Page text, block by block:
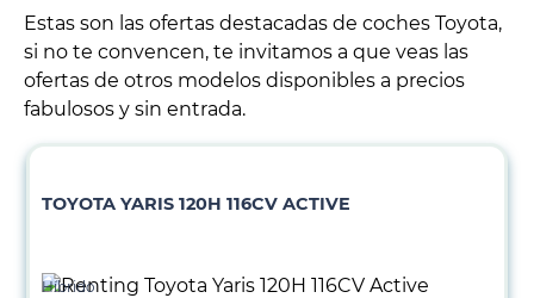
Estas son las ofertas destacadas de coches Toyota,
si no te convencen, te invitamos a que veas las
ofertas de otros modelos disponibles a precios
fabulosos y sin entrada.
TOYOTA YARIS 120H 116CV ACTIVE
Híbrido